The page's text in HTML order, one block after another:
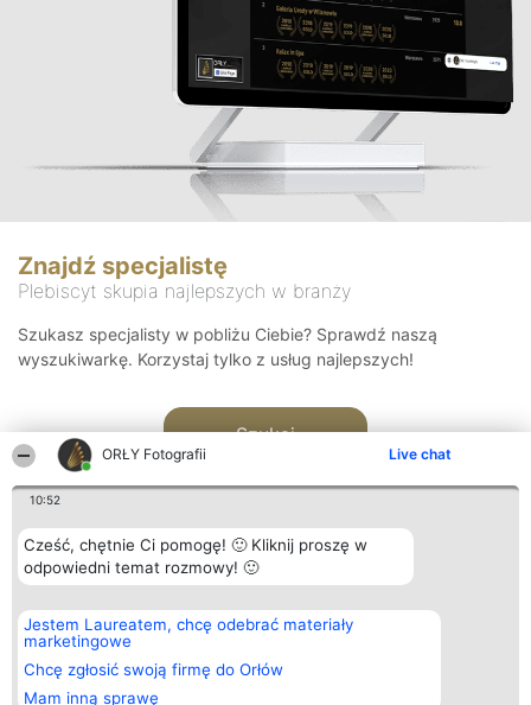
ORŁY Fotografii Live chat
10:52
Cześć, chętnie Ci pomogę! 🙂 Kliknij proszę w
odpowiedni temat rozmowy! 🙂
Jestem Laureatem, chcę odebrać materiały
marketingowe
Chcę zgłosić swoją firmę do Orłów
Mam inną sprawę
Znajdź specjalistę
Plebiscyt skupia najlepszych w branży
Szukasz specjalisty w pobliżu Ciebie? Sprawdź naszą
wyszukiwarkę. Korzystaj tylko z usług najlepszych!
Szukaj
Organizator plebiscytu
Bright Side Solutions sp. z o.
o. sp. k.
ul. Ruska 22
Wrocław 50-079
KRS 0000749100 | Regon
Plebiscyt
Laureaci
wszystkich
Laureatów
Kontakt
Kontakt